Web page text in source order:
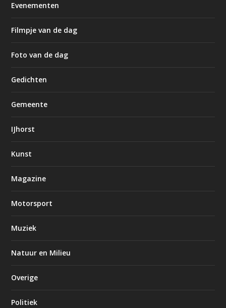
Evenementen
Filmpje van de dag
Foto van de dag
Gedichten
Gemeente
IJhorst
Kunst
Magazine
Motorsport
Muziek
Natuur en Milieu
Overige
Politiek